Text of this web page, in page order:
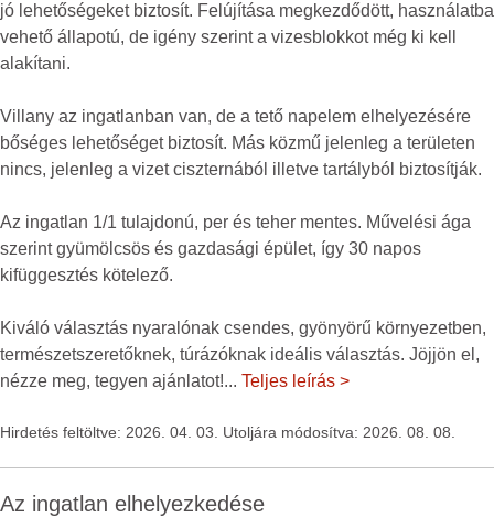
jó lehetőségeket biztosít. Felújítása megkezdődött, használatba
vehető állapotú, de igény szerint a vizesblokkot még ki kell
alakítani.
Villany az ingatlanban van, de a tető napelem elhelyezésére
bőséges lehetőséget biztosít. Más közmű jelenleg a területen
nincs, jelenleg a vizet ciszternából illetve tartályból biztosítják.
Az ingatlan 1/1 tulajdonú, per és teher mentes. Művelési ága
szerint gyümölcsös és gazdasági épület, így 30 napos
kifüggesztés kötelező.
Kiváló választás nyaralónak csendes, gyönyörű környezetben,
természetszeretőknek, túrázóknak ideális választás. Jöjjön el,
nézze meg, tegyen ajánlatot!... Teljes leírás >
Hirdetés feltöltve: 2026. 04. 03. Utoljára módosítva: 2026. 08. 08.
Az ingatlan elhelyezkedése